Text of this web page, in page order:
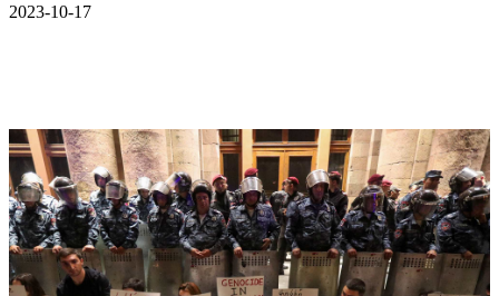
2023-10-17